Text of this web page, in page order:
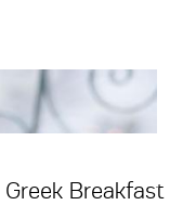
Greek Breakfast